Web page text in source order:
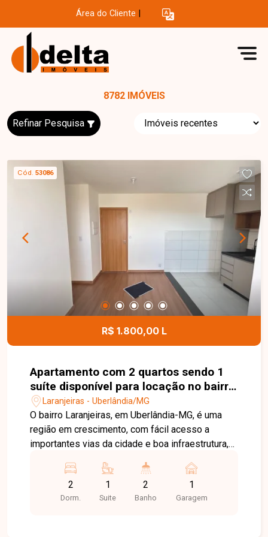
Área do Cliente
8782 IMÓVEIS
Refinar Pesquisa
Cód. 53086
R$ 1.800,00 L
Apartamento com 2 quartos sendo 1
suíte disponível para locação no bairro
Laranjeiras em Uberlândia-MG
Laranjeiras - Uberlândia/MG
O bairro Laranjeiras, em Uberlândia-MG, é uma
região em crescimento, com fácil acesso a
importantes vias da cidade e boa infraestrutura,
Apartamento novo, primeira locação, composto
por sala em 2 ambientes, cozinha com armários
planejados e cooktop, sacada integrada sendo
2
Dorm.
1
Suite
2
Banho
1
Garagem